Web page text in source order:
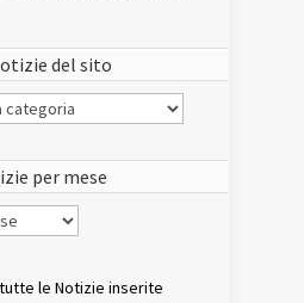
del sito
per mese
le Notizie inserite